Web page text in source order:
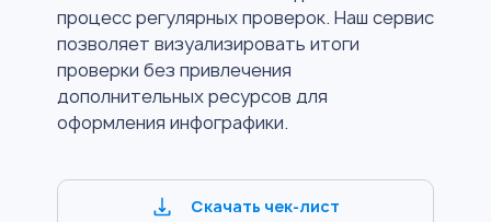
процесс регулярных проверок. Наш сервис
позволяет визуализировать итоги
проверки без привлечения
дополнительных ресурсов для
оформления инфографики.
Скачать чек-лист